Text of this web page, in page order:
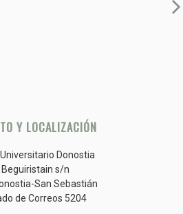
Y LOCALIZACIÓN
Donostia
Beguiristain s/n
San Sebastián
de Correos 5204